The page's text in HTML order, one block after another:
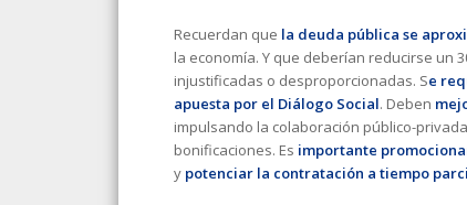
Recuerdan que la deuda pública se
la economía. Y que deberían reducirse un
injustificadas o desproporcionadas. Se
apuesta por el Diálogo Social. Deben
impulsando la colaboración público-
bonificaciones. Es importante
y potenciar la contratación a tiempo